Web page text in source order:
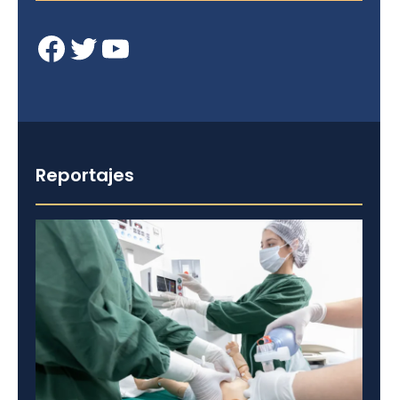
Facebook Twitter YouTube
Reportajes